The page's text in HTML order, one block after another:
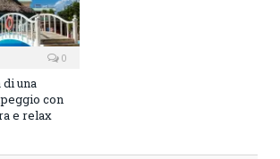
0
una
con
e relax